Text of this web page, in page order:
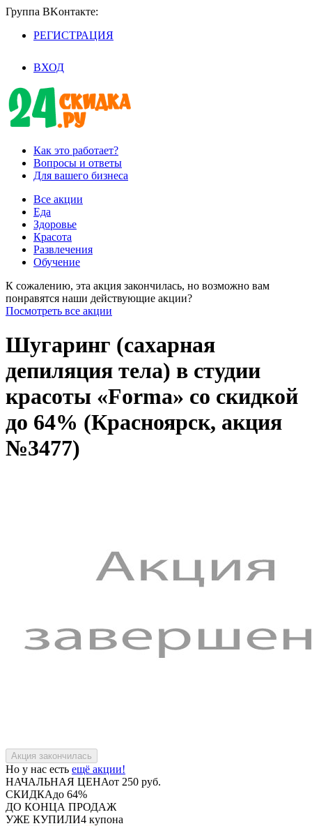
Группа BKoнтaктe:
РЕГИСТРАЦИЯ
ВХОД
Как это работает?
Вопросы и ответы
Для вашего бизнеса
Все акции
Еда
Здоровье
Красота
Развлечения
Обучение
К сожалению, эта акция закончилась, но возможно вам
понравятся наши действующие акции?
Посмотреть все акции
Шугаринг (cахарная
депиляция тела) в студии
красоты «Forma» со скидкой
до 64% (Красноярск, акция
№3477)
Но у нас есть ещё акции!
НАЧАЛЬНАЯ ЦЕНАот 250 руб.
СКИДКАдо 64%
ДО КОНЦА ПРОДАЖ
УЖЕ КУПИЛИ4 купона